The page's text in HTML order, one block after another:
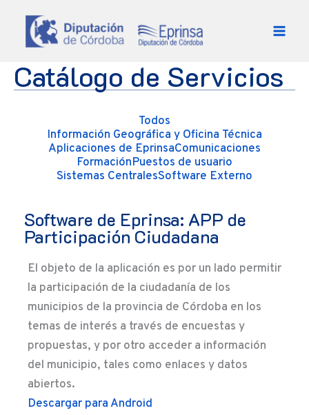
Catálogo de Servicios
Todos
Información Geográfica y Oficina Técnica
Aplicaciones de EprinsaComunicaciones
FormaciónPuestos de usuario
Sistemas CentralesSoftware Externo
Software de Eprinsa: APP de
Participación Ciudadana
El objeto de la aplicación es por un lado permitir
la participación de la ciudadanía de los
municipios de la provincia de Córdoba en los
temas de interés a través de encuestas y
propuestas, y por otro acceder a información
del municipio, tales como enlaces y datos
abiertos.
Descargar para Android